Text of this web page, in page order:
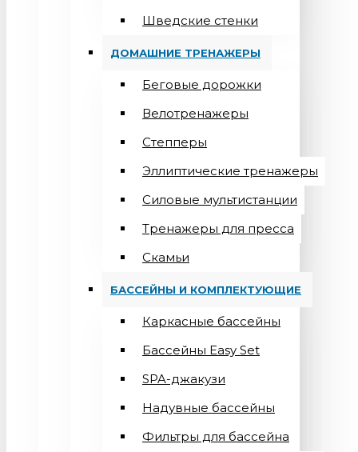
Шведские стенки
ДОМАШНИЕ ТРЕНАЖЕРЫ
Беговые дорожки
Велотренажеры
Степперы
Эллиптические тренажеры
Силовые мультистанции
Тренажеры для пресса
Скамьи
БАССЕЙНЫ И КОМПЛЕКТУЮЩИЕ
Каркасные бассейны
Бассейны Easy Set
SPA-джакузи
Надувные бассейны
Фильтры для бассейна